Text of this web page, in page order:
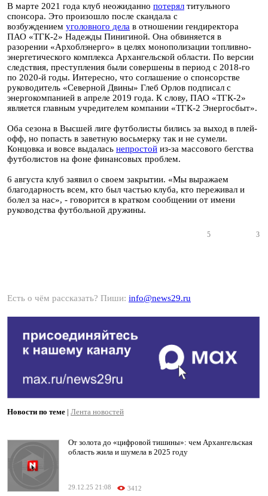
В марте 2021 года клуб неожиданно потерял титульного
спонсора. Это произошло после скандала с
возбуждением уголовного дела в отношении гендиректора
ПАО «ТГК-2» Надежды Пинигиной. Она обвиняется в
разорении «Архоблэнерго» в целях монополизации топливно-
энергетического комплекса Архангельской области. По версии
следствия, преступления были совершены в период с 2018-го
по 2020-й годы. Интересно, что соглашение о спонсорстве
руководитель «Северной Двины» Глеб Орлов подписал с
энергокомпанией в апреле 2019 года. К слову, ПАО «ТГК-2»
является главным учредителем компании «ТГК-2 Энергосбыт».
Оба сезона в Высшей лиге футболисты бились за выход в плей-
офф, но попасть в заветную восьмерку так и не сумели.
Концовка и вовсе выдалась непростой из-за массового бегства
футболистов на фоне финансовых проблем.
6 августа клуб заявил о своем закрытии. «Мы выражаем
благодарность всем, кто был частью клуба, кто переживал и
болел за нас», - говорится в кратком сообщении от имени
руководства футбольной дружины.
5 3
Есть о чём рассказать? Пиши: info@news29.ru
Новости по теме | Лента новостей
От золота до «цифровой тишины»: чем Архангельская
область жила и шумела в 2025 году
29.12.25 21:08 3412